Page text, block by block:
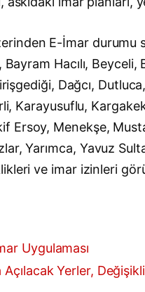
E-İmar
Bayram Hacılı,
Dağcı,
Ersoy, Menekşe,
Yarımca, Yavuz
ve imar izinleri
Uygulaması
Yerler,